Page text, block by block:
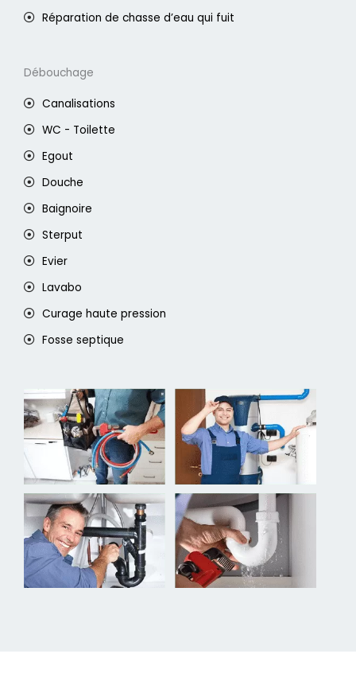
Réparation de chasse d’eau qui fuit
Débouchage
Canalisations
WC - Toilette
Egout
Douche
Baignoire
Sterput
Evier
Lavabo
Curage haute pression
Fosse septique